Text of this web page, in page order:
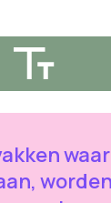
worden